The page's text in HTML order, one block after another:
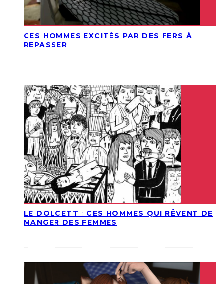
CES HOMMES EXCITÉS PAR DES FERS À
REPASSER
LE DOLCETT : CES HOMMES QUI RÊVENT DE
MANGER DES FEMMES